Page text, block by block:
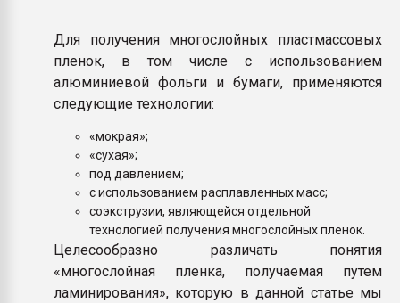
Для получения многослойных пластмассовых
пленок, в том числе с использованием
алюминиевой фольги и бумаги, применяются
следующие технологии:
«мокрая»;
«сухая»;
под давлением;
с использованием расплавленных масс;
соэкструзии, являющейся отдельной
технологией получения многослойных пленок.
Целесообразно различать понятия
«многослойная пленка, получаемая путем
ламинирования», которую в данной статье мы